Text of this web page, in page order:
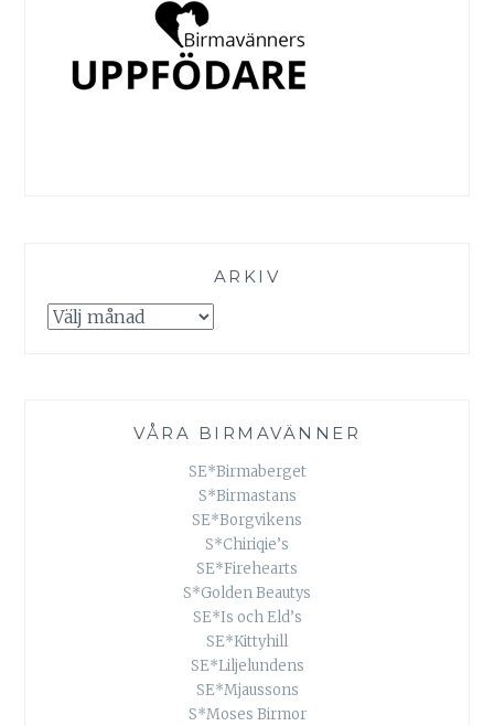
ARKIV
Arkiv
VÅRA BIRMAVÄNNER
SE*Birmaberget
S*Birmastans
SE*Borgvikens
S*Chiriqie’s
SE*Firehearts
S*Golden Beautys
SE*Is och Eld’s
SE*Kittyhill
SE*Liljelundens
SE*Mjaussons
S*Moses Birmor